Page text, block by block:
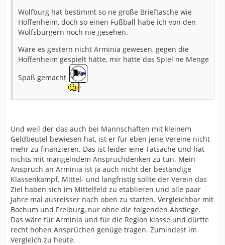
Wolfburg hat bestimmt so ne große Brieftasche wie
Hoffenheim, doch so einen Fußball habe ich von den
Wolfsburgern noch nie gesehen.
Wäre es gestern nicht Arminia gewesen, gegen die
Hoffenheim gespielt hätte, mir hätte das Spiel ne Menge
Spaß gemacht
Und weil der das auch bei Mannschaften mit kleinem
Geldbeutel bewiesen hat, ist er für eben jene Vereine nicht
mehr zu finanzieren. Das ist leider eine Tatsache und hat
nichts mit mangelndem Anspruchdenken zu tun. Mein
Anspruch an Arminia ist ja auch nicht der beständige
Klassenkampf. Mittel- und langfristig sollte der Verein das
Ziel haben sich im Mittelfeld zu etablieren und alle paar
Jahre mal ausreisser nach oben zu starten. Vergleichbar mit
Bochum und Freiburg, nur ohne die folgenden Abstiege.
Das wäre für Arminia und für die Region klasse und dürfte
recht hohen Ansprüchen genüge tragen. Zumindest im
Vergleich zu heute.